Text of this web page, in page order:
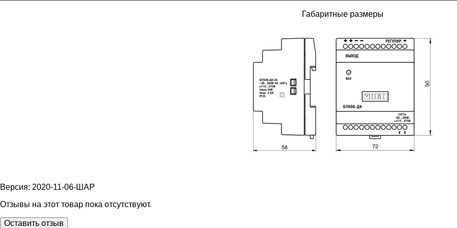
Габаритные размеры
Версия: 2020-11-06-ШАР
Отзывы на этот товар пока отсутствуют.
Оставить отзыв